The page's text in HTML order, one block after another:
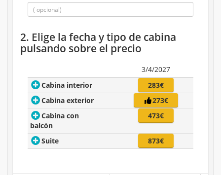
2. Elige la fecha y tipo de cabina
pulsando sobre el precio
3/4/2027
Cabina interior
283€
Cabina exterior
273€
Cabina con
balcón
473€
Suite 873€